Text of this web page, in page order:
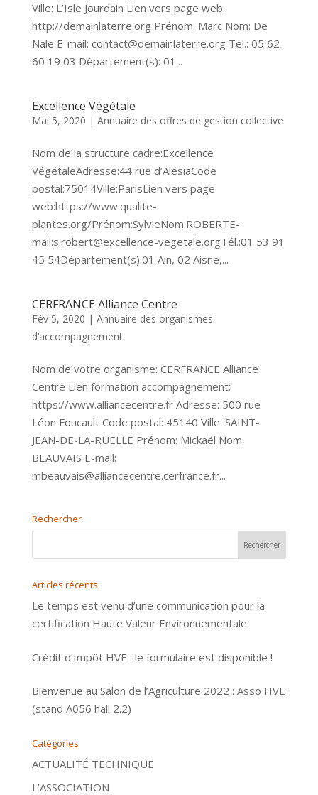
Ville: L’Isle Jourdain Lien vers page web:
http://demainlaterre.org Prénom: Marc Nom: De
Nale E-mail: contact@demainlaterre.org Tél.: 05 62
60 19 03 Département(s): 01...
Excellence Végétale
Mai 5, 2020 | Annuaire des offres de gestion collective
Nom de la structure cadre:Excellence
VégétaleAdresse:44 rue d’AlésiaCode
postal:75014Ville:ParisLien vers page
web:https://www.qualite-
plantes.org/Prénom:SylvieNom:ROBERTE-
mail:s.robert@excellence-vegetale.orgTél.:01 53 91
45 54Département(s):01 Ain, 02 Aisne,...
CERFRANCE Alliance Centre
Fév 5, 2020 | Annuaire des organismes
d’accompagnement
Nom de votre organisme: CERFRANCE Alliance
Centre Lien formation accompagnement:
https://www.alliancecentre.fr Adresse: 500 rue
Léon Foucault Code postal: 45140 Ville: SAINT-
JEAN-DE-LA-RUELLE Prénom: Mickaël Nom:
BEAUVAIS E-mail:
mbeauvais@alliancecentre.cerfrance.fr...
Rechercher
Articles récents
Le temps est venu d’une communication pour la
certification Haute Valeur Environnementale
Crédit d’Impôt HVE : le formulaire est disponible !
Bienvenue au Salon de l’Agriculture 2022 : Asso HVE
(stand A056 hall 2.2)
Catégories
ACTUALITÉ TECHNIQUE
L’ASSOCIATION